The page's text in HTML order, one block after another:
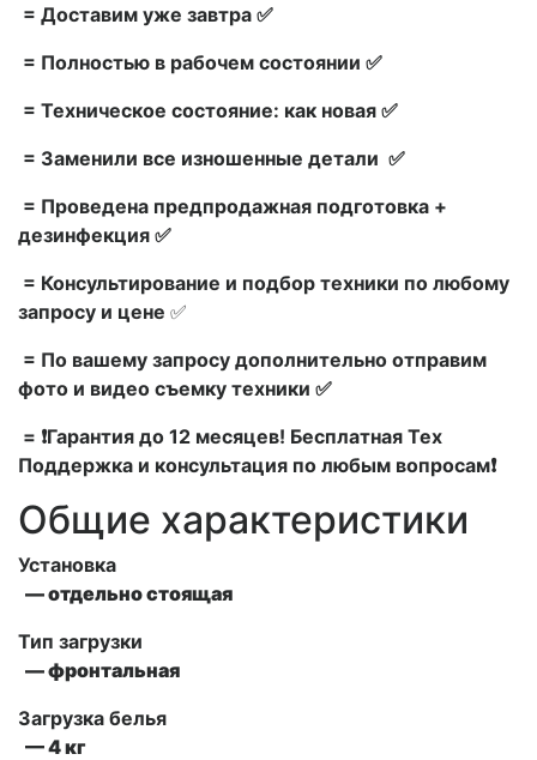
= Доставим уже завтра ✅
= Полностью в рабочем состоянии ✅
= Техническое состояние: как новая ✅
= Заменили все изношенные детали ✅
= Проведена предпродажная подготовка +
дезинфекция ✅
= Консультирование и подбор техники по любому
запросу и цене ✅
= По вашему запросу дополнительно отправим
фото и видео съемку техники ✅
= ❗Гарантия до 12 месяцев! Бесплатная Тех
Поддержка и консультация по любым вопросам❗
Общие характеристики
Установка
— отдельно стоящая
Тип загрузки
— фронтальная
Загрузка белья
— 4 кг